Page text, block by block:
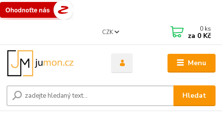
Menu
CZK
Hledat
0 ks
za 0 Kč